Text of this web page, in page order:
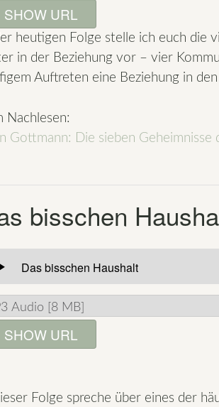
Ein
Interview
zum
mit
SHOW URL
heutigen Folge stelle ich euch die
in der Beziehung vor – vier
Auftreten eine Beziehung in
Nachlesen:
Gottmann: Die sieben Geheimnisse
bisschen
SHOW URL
Folge spreche über eines der